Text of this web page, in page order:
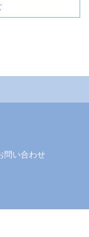
問い合わせ